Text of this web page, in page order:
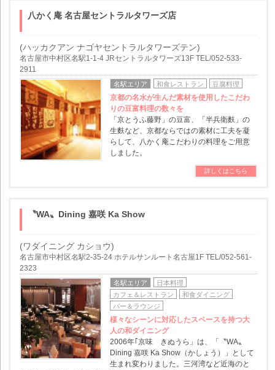
八かく庵 名古屋セントラルタワーズ店
(ハッカクアン ナゴヤセントラルタワーズテン)
名古屋市中村区名駅1-1-4 JRセントラルタワーズ13F TEL/052-533-
2911
名駅エリア 和食レストラン 豆腐料理
京都の名水が生んだ素材を使用したこだわ
りの豆富料理の数々を
「京とうふ藤野」の豆富、「半兵衛麩」の
生麩など、京都ならではの素材に工夫を凝
らして、八かく庵こだわりの料理をご用意
しました。
詳しくはこちら
〝WA〟Dining 嘉咲 Ka Show
(ワダイニング カショウ)
名古屋市中村区名駅2-35-24 ホテルサンルート名古屋1F TEL/052-561-
2323
名駅エリア
日本料理
カフェ＆レストラン
和食ダイニング
バー＆ラウンジ
様々なシーンに対応したスペースを持つ大
人の和ダイニング
2006年｢京味 きぬうら」は、「〝WA〟
Dining 嘉咲 Ka Show（かしょう）」として
生まれ変わりました。三河湾など近海のと